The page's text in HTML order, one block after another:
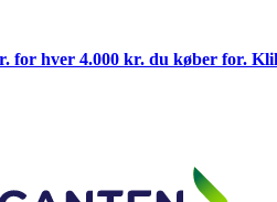
for hver 4.000 kr. du køber for.